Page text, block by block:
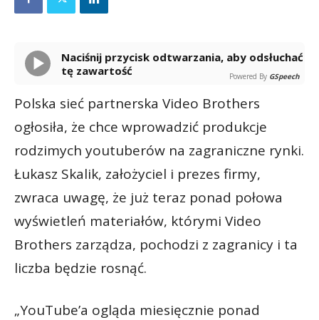
Naciśnij przycisk odtwarzania, aby odsłuchać
tę zawartość
Powered By GSpeech
Polska sieć partnerska Video Brothers
ogłosiła, że chce wprowadzić produkcje
rodzimych youtuberów na zagraniczne rynki.
Łukasz Skalik, założyciel i prezes firmy,
zwraca uwagę, że już teraz ponad połowa
wyświetleń materiałów, którymi Video
Brothers zarządza, pochodzi z zagranicy i ta
liczba będzie rosnąć.
„YouTube’a ogląda miesięcznie ponad